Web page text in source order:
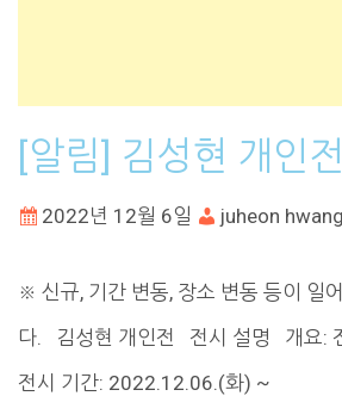
[알림] 김성현 개인전
2022년 12월 6일 juheon hwang
※ 신규, 기간 변동, 장소 변동 등이 일
다. 김성현 개인전 전시 설명 개요:
전시 기간: 2022.12.06.(화) ~